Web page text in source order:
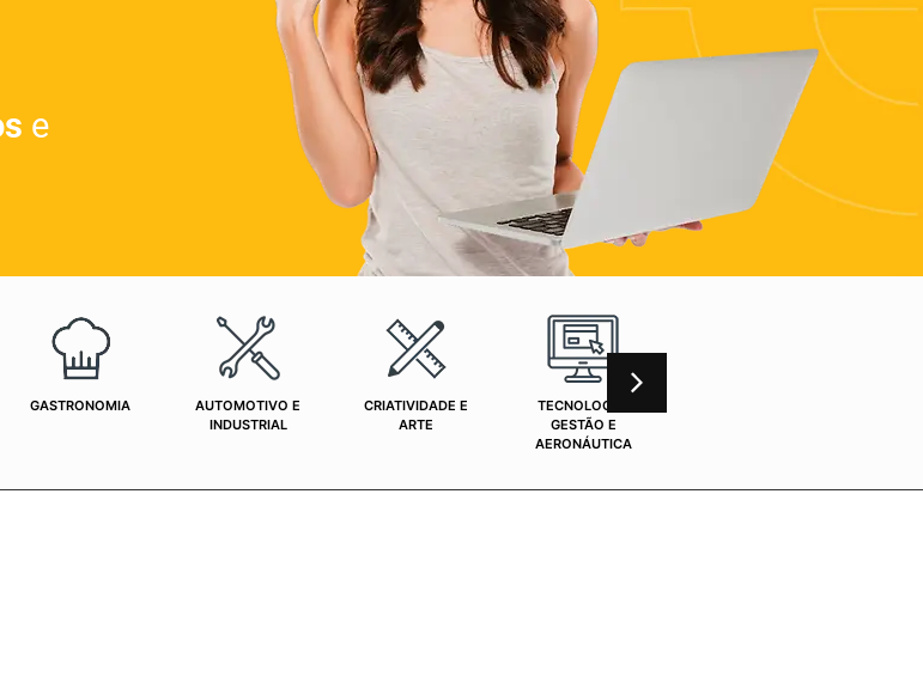
e
GASTRONOMIA
AUTOMOTIVO E
INDUSTRIAL
CRIATIVIDADE E
ARTE
TECNOLOGIA,
GESTÃO E
AERONÁUTICA